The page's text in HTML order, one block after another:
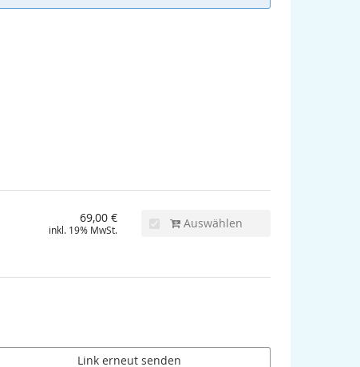
69,00 €
inkl. 19% MwSt. Auswählen
Link erneut senden